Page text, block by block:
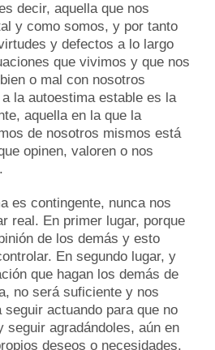
decir, aquella que nos
y como somos, y por tanto
y defectos a lo largo
que vivimos y que nos
o mal con nosotros
la autoestima estable es la
aquella en la que la
de nosotros mismos está
opinen, valoren o nos
es contingente, nunca nos
real. En primer lugar, porque
de los demás y esto
En segundo lugar, y
que hagan los demás de
no será suficiente y nos
actuando para que no
seguir agradándoles, aún en
deseos o necesidades.